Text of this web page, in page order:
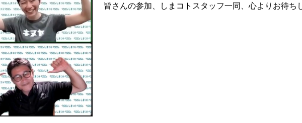
皆さんの参加、しまコトスタッフ一同、心よりお待ち